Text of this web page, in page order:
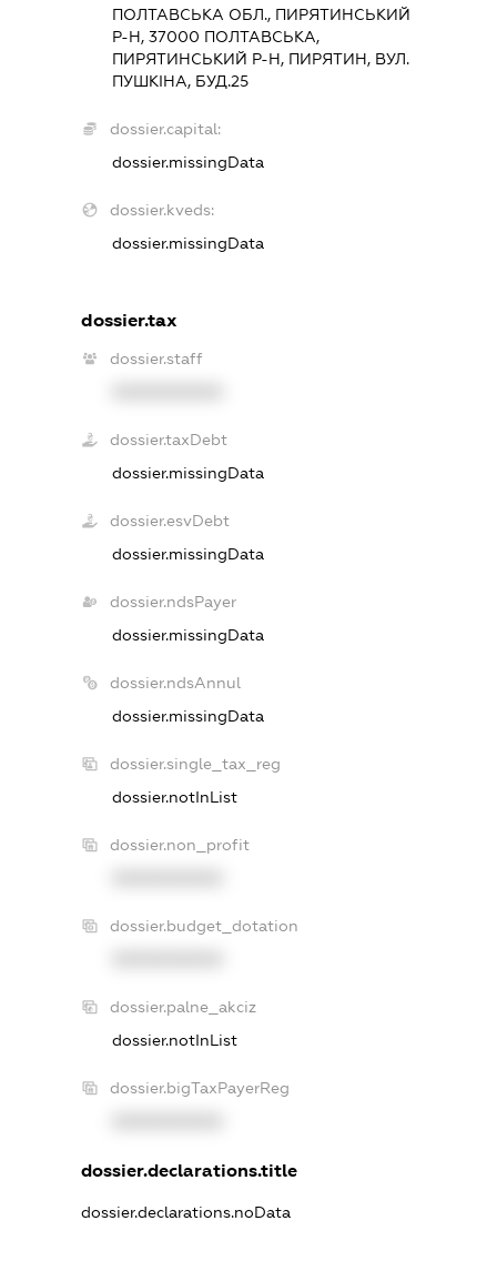
ПОЛТАВСЬКА ОБЛ., ПИРЯТИНСЬКИЙ
Р-Н, 37000 ПОЛТАВСЬКА,
ПИРЯТИНСЬКИЙ Р-Н, ПИРЯТИН, ВУЛ.
ПУШКІНА, БУД.25
dossier.capital:
dossier.missingData
dossier.kveds:
dossier.missingData
dossier.tax
dossier.staff
dossier.taxDebt
dossier.missingData
dossier.esvDebt
dossier.missingData
dossier.ndsPayer
dossier.missingData
dossier.ndsAnnul
dossier.missingData
dossier.single_tax_reg
dossier.notInList
dossier.non_profit
dossier.budget_dotation
dossier.palne_akciz
dossier.notInList
dossier.bigTaxPayerReg
dossier.declarations.title
dossier.declarations.noData